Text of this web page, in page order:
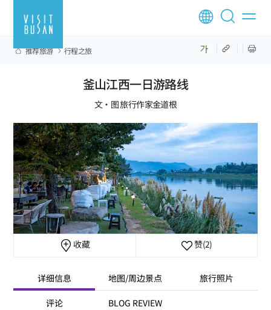
推荐旅游 行程之旅
釜山江西一日游路线
文·图 旅行作家金道根
收藏 赞(2)
详细信息 地图/周边景点 旅行照片
评论 BLOG REVIEW